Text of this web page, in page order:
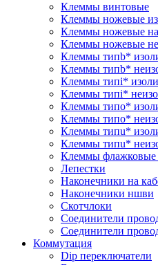
Клеммы винтовые
Клеммы ножевые
Клеммы ножевые
Клеммы ножевые
Клеммы типb*
Клеммы типb*
Клеммы типi*
Клеммы типi*
Клеммы типo*
Клеммы типo*
Клеммы типu*
Клеммы типu*
Клеммы флажковые
Лепестки
Наконечники на
Наконечники ншви
Скотчлоки
Соединители
Соединители
Коммутация
Dip переключатели